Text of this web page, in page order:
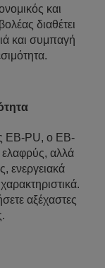
και
διαθέτει
και συμπαγή
EB-PU, ο EB-
ελαφρύς, αλλά
ενεργειακά
αξέχαστες